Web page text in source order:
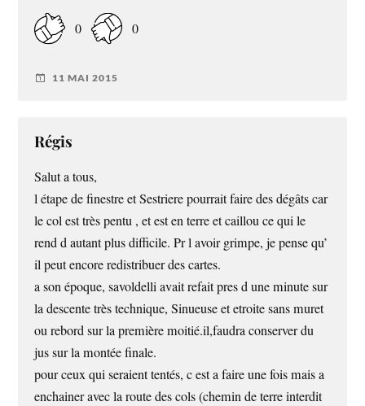
0 0
11 MAI 2015
Régis
Salut a tous,
l étape de finestre et Sestriere pourrait faire des dégâts car
le col est très pentu , et est en terre et caillou ce qui le
rend d autant plus difficile. Pr l avoir grimpe, je pense qu’
il peut encore redistribuer des cartes.
a son époque, savoldelli avait refait pres d une minute sur
la descente très technique, Sinueuse et etroite sans muret
ou rebord sur la première moitié.il,faudra conserver du
jus sur la montée finale.
pour ceux qui seraient tentés, c est a faire une fois mais a
enchainer avec la route des cols (chemin de terre interdit